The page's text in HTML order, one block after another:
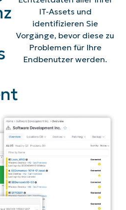
IT-Assets und
identifizieren Sie
Vorgänge, bevor diese zu
Problemen für Ihre
Endbenutzer werden.